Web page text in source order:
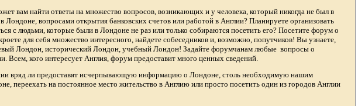
вам найти ответы на множество вопросов, возникающих и у человека, который никогда не был в
вопросами открытия банковских счетов или работой в Англии? Планируете организовать
с людьми, которые были в Лондоне не раз или только собираются посетить его? Посетите форум о
для себя множество интересного, найдете собеседников и, возможно, попутчиков! Вы узнаете,
Лондон, исторический Лондон, учебный Лондон! Задайте форумчанам любые вопросы о
кого интересует Англия, форум предоставит много ценных сведений.
вряд ли предоставят исчерпывающую информацию о Лондоне, столь необходимую нашим
переехать на постоянное место жительство в Англию или просто посетить один из городов Англии